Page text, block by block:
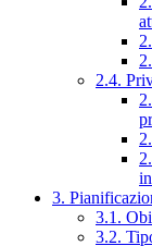
2.4.
3.
3.1.
3.2.